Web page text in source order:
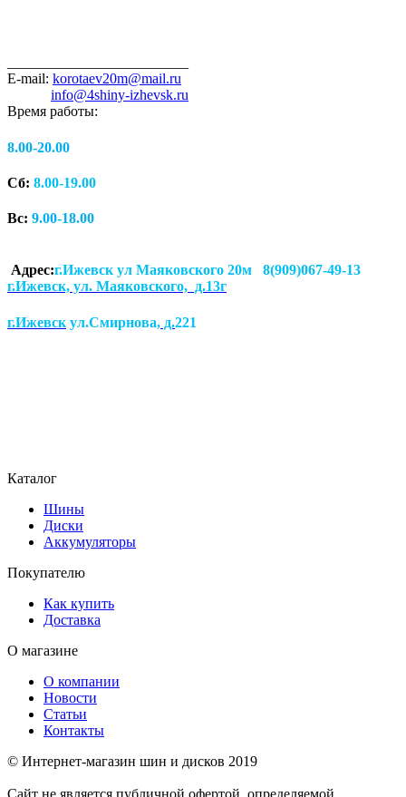
E-mail: korotaev20m@mail.ru
info@4shiny-izhevsk.ru
Время работы:
8.00-20.00
Сб: 8.00-19.00
Вс: 9.00-18.00
Адрес:г.Ижевск ул Маяковского 20м 8(909)067-49-13
г.Ижевск, ул. Маяковского, д.13г
г.Ижевск ул.Смирнова, д.221
Каталог
Шины
Диски
Аккумуляторы
Покупателю
Как купить
Доставка
О магазине
О компании
Новости
Статьи
Контакты
© Интернет-магазин шин и дисков 2019
Сайт не является публичной офертой, определяемой